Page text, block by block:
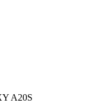
A20S